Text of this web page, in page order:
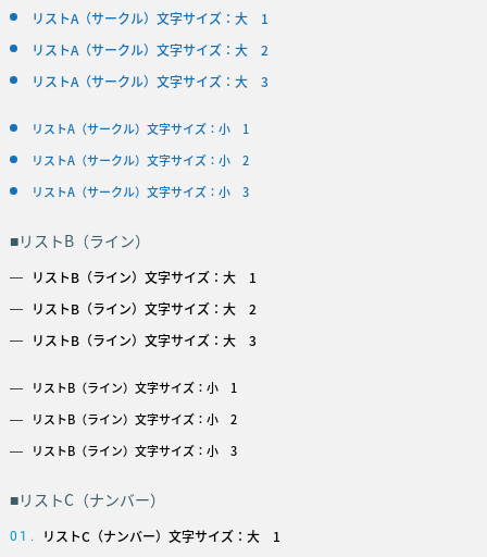
リストA（サークル）文字サイズ：大 1
リストA（サークル）文字サイズ：大 2
リストA（サークル）文字サイズ：大 3
リストA（サークル）文字サイズ：小 1
リストA（サークル）文字サイズ：小 2
リストA（サークル）文字サイズ：小 3
■リストB（ライン）
リストB（ライン）文字サイズ：大 1
リストB（ライン）文字サイズ：大 2
リストB（ライン）文字サイズ：大 3
リストB（ライン）文字サイズ：小 1
リストB（ライン）文字サイズ：小 2
リストB（ライン）文字サイズ：小 3
■リストC（ナンバー）
01. リストC（ナンバー）文字サイズ：大 1